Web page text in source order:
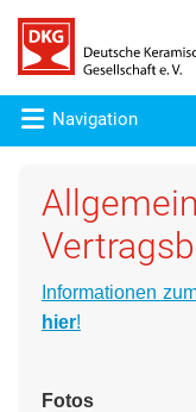
Navigation
Informationen
hier!
Fotos